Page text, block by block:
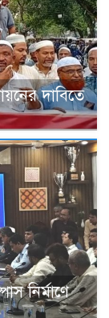
দাবিতে
নির্মাণে